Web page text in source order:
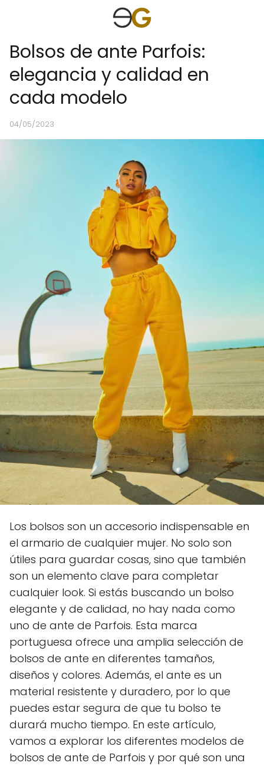
Bolsos de ante Parfois:
elegancia y calidad en
cada modelo
04/05/2023
Los bolsos son un accesorio indispensable en
el armario de cualquier mujer. No solo son
útiles para guardar cosas, sino que también
son un elemento clave para completar
cualquier look. Si estás buscando un bolso
elegante y de calidad, no hay nada como
uno de ante de Parfois. Esta marca
portuguesa ofrece una amplia selección de
bolsos de ante en diferentes tamaños,
diseños y colores. Además, el ante es un
material resistente y duradero, por lo que
puedes estar segura de que tu bolso te
durará mucho tiempo. En este artículo,
vamos a explorar los diferentes modelos de
bolsos de ante de Parfois y por qué son una